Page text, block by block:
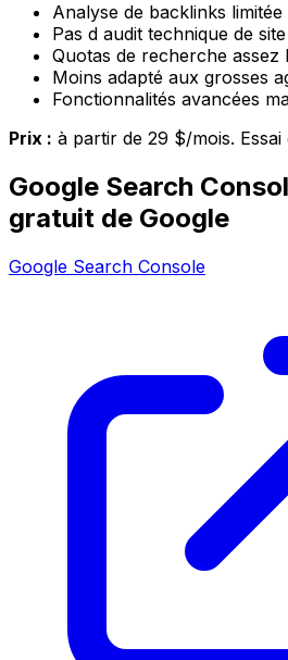
Analyse de backlinks limitée
Pas d audit technique de site
Quotas de recherche assez
Moins adapté aux grosses
Fonctionnalités avancées
Prix : à partir de 29 $/mois. Essai
Google Search
gratuit de Google
Google Search Console